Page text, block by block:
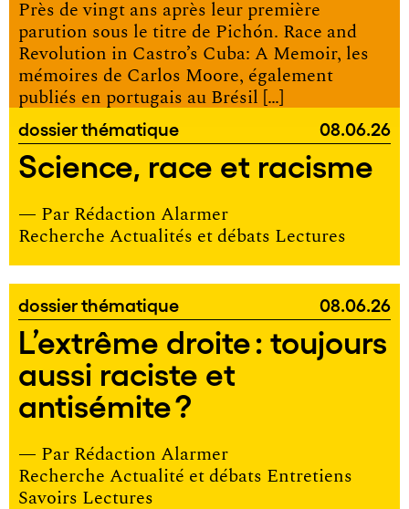
Près de vingt ans après leur première
parution sous le titre de Pichón. Race and
Revolution in Castro’s Cuba: A Memoir, les
mémoires de Carlos Moore, également
publiés en portugais au Brésil […]
dossier thématique 08.06.26
Science, race et racisme
— Par Rédaction Alarmer
Recherche Actualités et débats Lectures
dossier thématique 08.06.26
L’extrême droite : toujours
aussi raciste et
antisémite ?
— Par Rédaction Alarmer
Recherche Actualité et débats Entretiens
Savoirs Lectures